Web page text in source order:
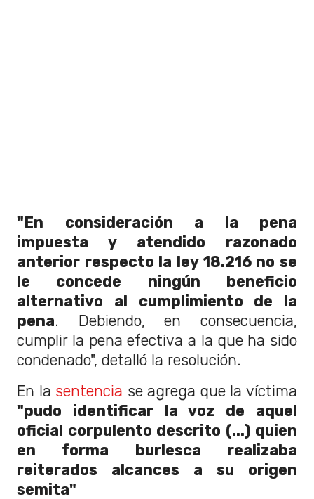
"En consideración a la pena
impuesta y atendido razonado
anterior respecto la ley 18.216 no se
le concede ningún beneficio
alternativo al cumplimiento de la
pena. Debiendo, en consecuencia,
cumplir la pena efectiva a la que ha sido
condenado", detalló la resolución.
En la sentencia se agrega que la víctima
"pudo identificar la voz de aquel
oficial corpulento descrito (...) quien
en forma burlesca realizaba
reiterados alcances a su origen
semita"